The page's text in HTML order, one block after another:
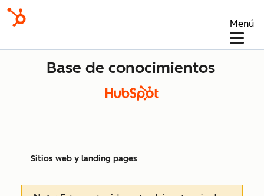
Menú
Base de conocimientos
Sitios web y landing pages